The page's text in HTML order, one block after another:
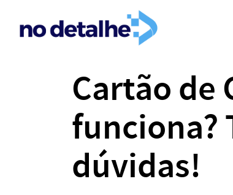
Cartão de
funciona?
dúvidas!